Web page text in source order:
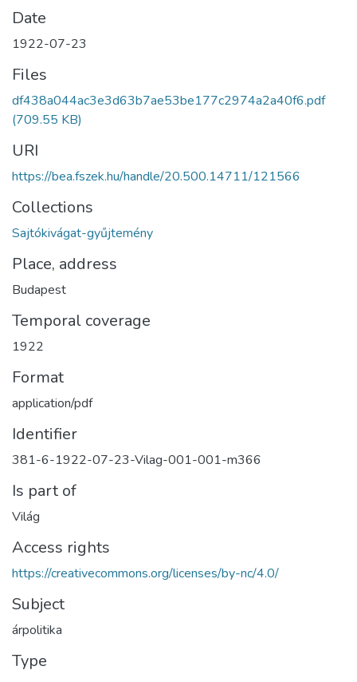
Date
1922-07-23
Files
df438a044ac3e3d63b7ae53be177c2974a2a40f6.pdf
(709.55 KB)
URI
https://bea.fszek.hu/handle/20.500.14711/121566
Collections
Sajtókivágat-gyűjtemény
Place, address
Budapest
Temporal coverage
1922
Format
application/pdf
Identifier
381-6-1922-07-23-Vilag-001-001-m366
Is part of
Világ
Access rights
https://creativecommons.org/licenses/by-nc/4.0/
Subject
árpolitika
Type